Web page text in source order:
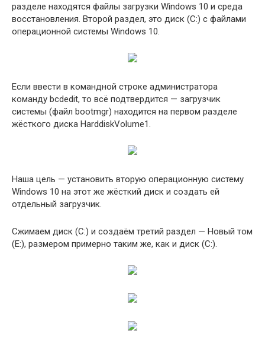
разделе находятся файлы загрузки Windows 10 и среда
восстановления. Второй раздел, это диск (C:) с файлами
операционной системы Windows 10.
Если ввести в командной строке администратора
команду bcdedit, то всё подтвердится — загрузчик
системы (файл bootmgr) находится на первом разделе
жёсткого диска HarddiskVolume1.
Наша цель — установить вторую операционную систему
Windows 10 на этот же жёсткий диск и создать ей
отдельный загрузчик.
Сжимаем диск (C:) и создаём третий раздел — Новый том
(E:), размером примерно таким же, как и диск (C:).